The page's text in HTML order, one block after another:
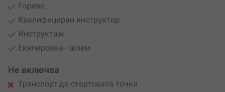
Гориво
Квалифициран инструктор
Инструктаж
Екипировка - шлем
Не включва
Транспорт до стартовата точка